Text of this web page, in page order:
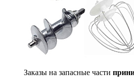
Заказы на запасные части